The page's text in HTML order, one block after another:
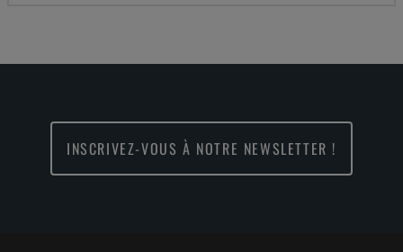
INSCRIVEZ-VOUS À NOTRE NEWSLETTER !